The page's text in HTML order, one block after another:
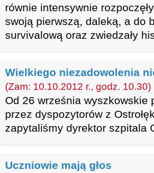
równie intensywnie
swoją pierwszą, daleką, a do
survivalową oraz zwiedzały
Wielkiego niezadowolenia
(Zam: 10.10.2012 r., godz. 10.30)
Od 26 września wyszkowskie
przez dyspozytorów z
zapytaliśmy dyrektor szpitala
Uczniowie mają głos